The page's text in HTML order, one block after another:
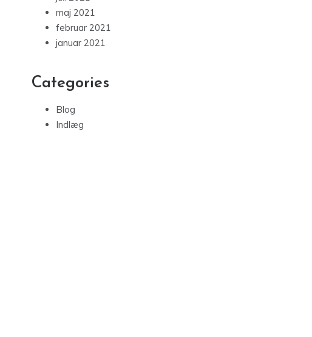
maj 2021
februar 2021
januar 2021
Categories
Blog
Indlæg